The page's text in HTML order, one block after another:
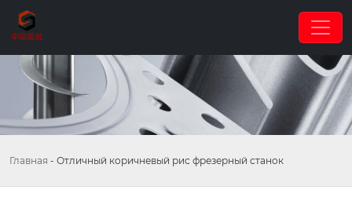
Главная - Отличный коричневый рис фрезерный станок